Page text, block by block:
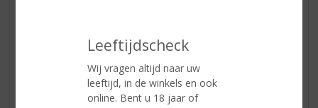
Leeftijdscheck
Wij vragen altijd naar uw
leeftijd, in de winkels en ook
online. Bent u 18 jaar of
Reviews
Schrijf een review